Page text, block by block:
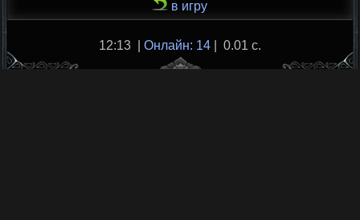
в игру
12:13 | Онлайн: 14| 0.01 с.